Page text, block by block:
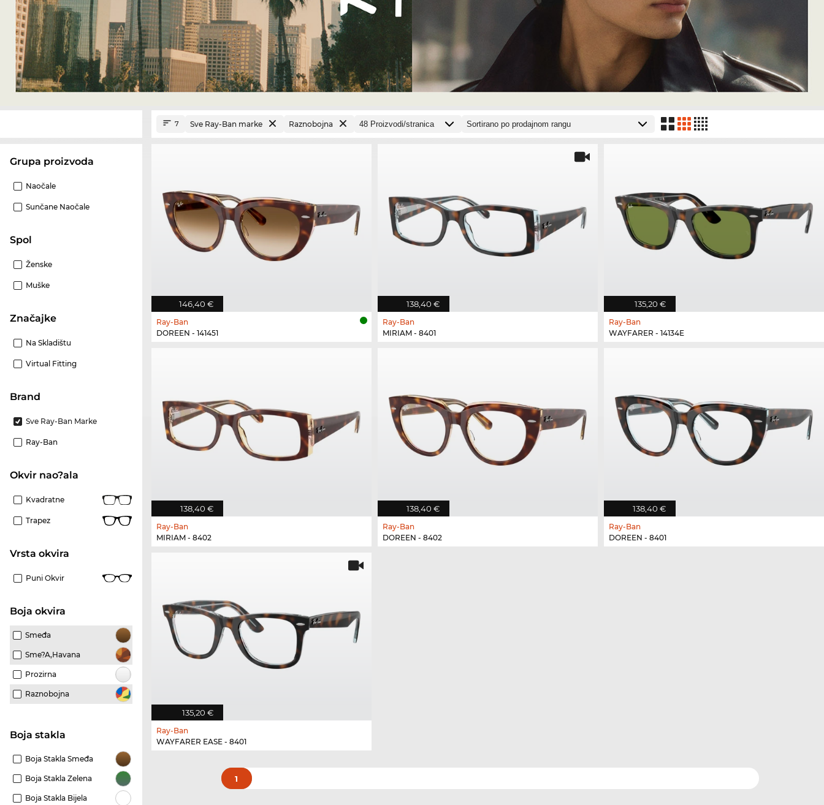
Grupa proizvoda
Naočale
Sunčane Naočale
Spol
Ženske
Muške
Značajke
Na Skladištu
Virtual Fitting
brand
Sve Ray-Ban Marke
Ray-Ban
Okvir nao?ala
Kvadratne
Trapez
Vrsta okvira
Puni Okvir
boja okvira
Smeđa
Sme?a,Havana
Prozirna
Raznobojna
Boja stakla
Boja Stakla Smeđa
Boja Stakla Zelena
Boja Stakla Bijela
7 Sve Ray-Ban marke Raznobojna
146,40 €
Ray-Ban
DOREEN - 141451
138,40 €
Ray-Ban
MIRIAM - 8401
135,20 €
Ray-Ban
WAYFARER - 14134E
138,40 €
Ray-Ban
MIRIAM - 8402
138,40 €
Ray-Ban
DOREEN - 8402
138,40 €
Ray-Ban
DOREEN - 8401
135,20 €
Ray-Ban
WAYFARER EASE - 8401
1